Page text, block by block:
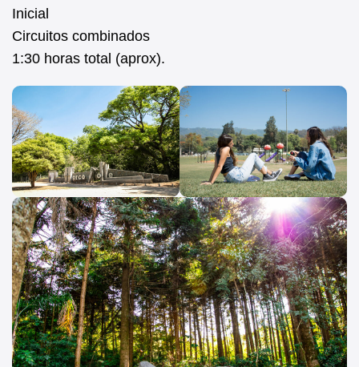
Inicial
Circuitos combinados
1:30 horas total (aprox).